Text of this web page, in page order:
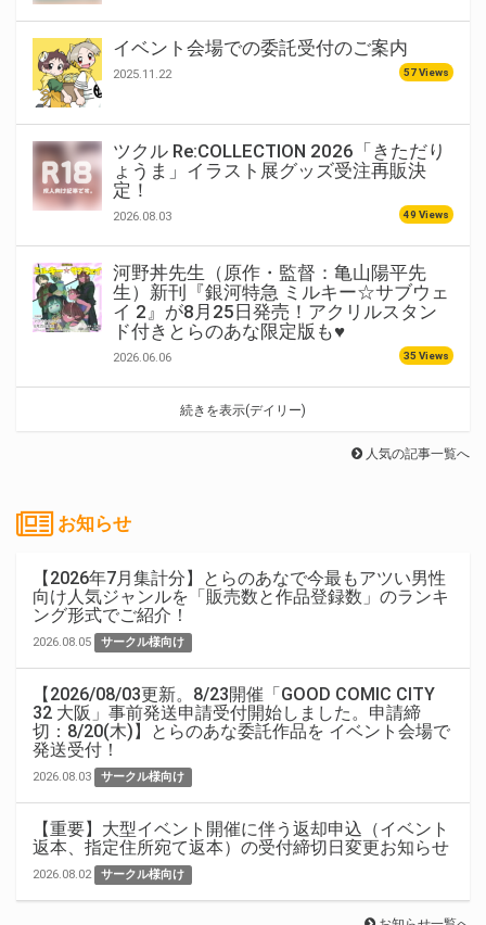
イベント会場での委託受付のご案内
2025.11.22 57 Views
ツクル Re:COLLECTION 2026「きただり
ょうま」イラスト展グッズ受注再販決
定！
2026.08.03 49 Views
河野丼先生（原作・監督：亀山陽平先
生）新刊『銀河特急 ミルキー☆サブウェ
イ 2』が8月25日発売！アクリルスタン
ド付きとらのあな限定版も♥
2026.06.06 35 Views
続きを表示(デイリー)
人気の記事一覧へ
お知らせ
【2026年7月集計分】とらのあなで今最もアツい男性
向け人気ジャンルを「販売数と作品登録数」のランキ
ング形式でご紹介！
2026.08.05 サークル様向け
【2026/08/03更新。8/23開催「GOOD COMIC CITY
32 大阪」事前発送申請受付開始しました。申請締
切：8/20(木)】とらのあな委託作品を イベント会場で
発送受付！
2026.08.03 サークル様向け
【重要】大型イベント開催に伴う返却申込（イベント
返本、指定住所宛て返本）の受付締切日変更お知らせ
2026.08.02 サークル様向け